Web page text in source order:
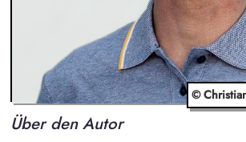
©
Über den Autor